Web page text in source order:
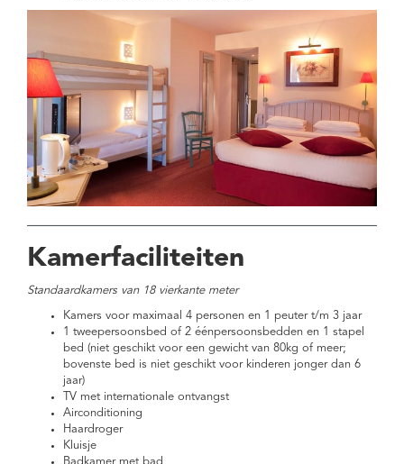
Kamerfaciliteiten
Standaardkamers van 18 vierkante meter
Kamers voor maximaal 4 personen en 1 peuter t/m 3 jaar
1 tweepersoonsbed of 2 éénpersoonsbedden en 1 stapel
bed (niet geschikt voor een gewicht van 80kg of meer;
bovenste bed is niet geschikt voor kinderen jonger dan 6
jaar)
TV met internationale ontvangst
Airconditioning
Haardroger
Kluisje